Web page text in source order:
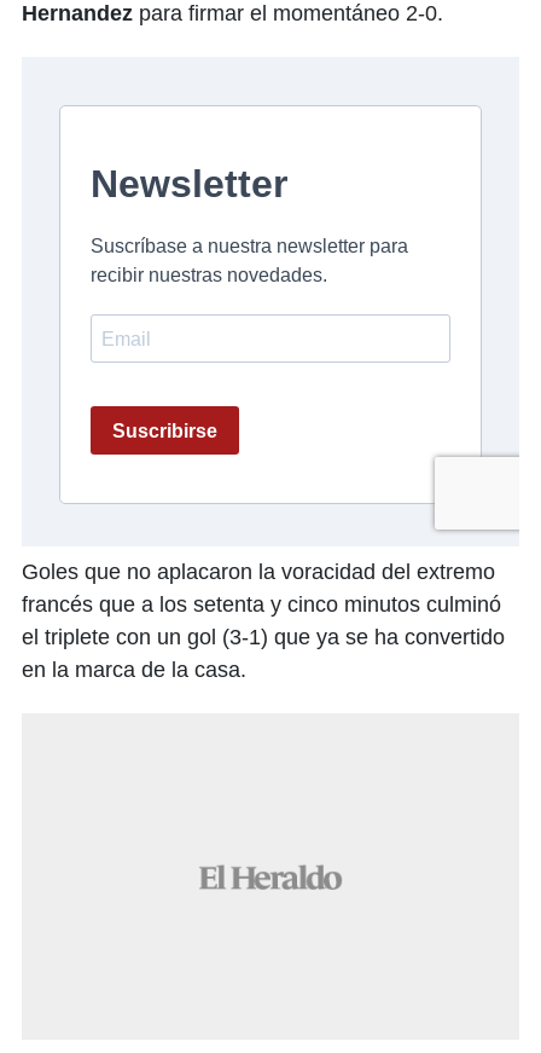
Hernandez para firmar el momentáneo 2-0.
Goles que no aplacaron la voracidad del extremo
francés que a los setenta y cinco minutos culminó
el triplete con un gol (3-1) que ya se ha convertido
en la marca de la casa.